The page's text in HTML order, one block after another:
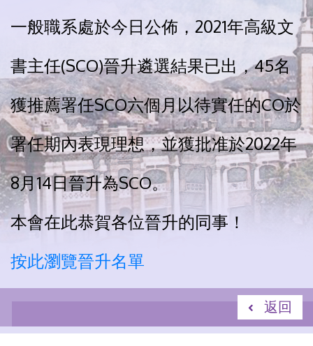
一般職系處於今日公佈，2021年高級文
書主任(SCO)晉升遴選結果已出，45名
獲推薦署任SCO六個月以待實任的CO於
署任期內表現理想，並獲批准於2022年
8月14日晉升為SCO。
本會在此恭賀各位晉升的同事！
按此瀏覽晉升名單
返回